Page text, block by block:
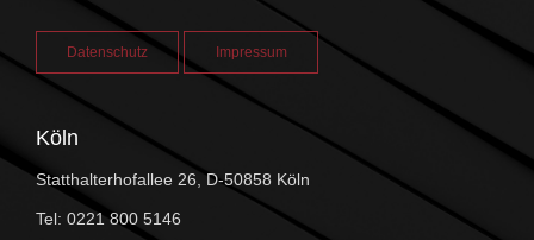
Datenschutz Impressum
Köln
Statthalterhofallee 26, D-50858 Köln
Tel: 0221 800 5146